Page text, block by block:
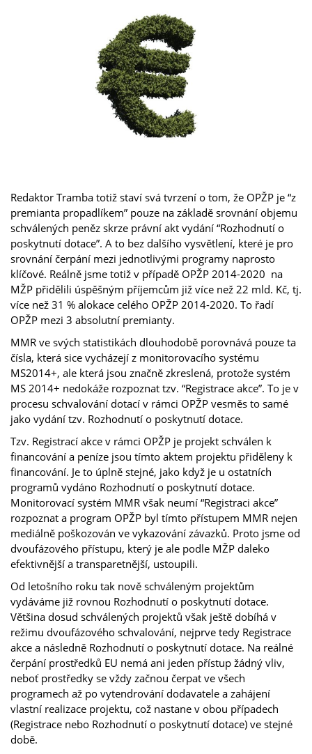
Redaktor Tramba totiž staví svá tvrzení o tom, že OPŽP je “z
premianta propadlíkem” pouze na základě srovnání objemu
schválených peněz skrze právní akt vydání “Rozhodnutí o
poskytnutí dotace”. A to bez dalšího vysvětlení, které je pro
srovnání čerpání mezi jednotlivými programy naprosto
klíčové. Reálně jsme totiž v případě OPŽP 2014-2020 na
MŽP přidělili úspěšným příjemcům již více než 22 mld. Kč, tj.
více než 31 % alokace celého OPŽP 2014-2020. To řadí
OPŽP mezi 3 absolutní premianty.
MMR ve svých statistikách dlouhodobě porovnává pouze ta
čísla, která sice vycházejí z monitorovacího systému
MS2014+, ale která jsou značně zkreslená, protože systém
MS 2014+ nedokáže rozpoznat tzv. “Registrace akce”. To je v
procesu schvalování dotací v rámci OPŽP vesměs to samé
jako vydání tzv. Rozhodnutí o poskytnutí dotace.
Tzv. Registrací akce v rámci OPŽP je projekt schválen k
financování a peníze jsou tímto aktem projektu přiděleny k
financování. Je to úplně stejné, jako když je u ostatních
programů vydáno Rozhodnutí o poskytnutí dotace.
Monitorovací systém MMR však neumí “Registraci akce”
rozpoznat a program OPŽP byl tímto přístupem MMR nejen
mediálně poškozován ve vykazování závazků. Proto jsme od
dvoufázového přístupu, který je ale podle MŽP daleko
efektivnější a transparetnější, ustoupili.
Od letošního roku tak nově schváleným projektům
vydáváme již rovnou Rozhodnutí o poskytnutí dotace.
Většina dosud schválených projektů však ještě dobíhá v
režimu dvoufázového schvalování, nejprve tedy Registrace
akce a následně Rozhodnutí o poskytnutí dotace. Na reálné
čerpání prostředků EU nemá ani jeden přístup žádný vliv,
neboť prostředky se vždy začnou čerpat ve všech
programech až po vytendrování dodavatele a zahájení
vlastní realizace projektu, což nastane v obou případech
(Registrace nebo Rozhodnutí o poskytnutí dotace) ve stejné
době.